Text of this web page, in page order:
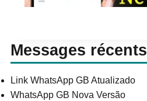
Messages récents
Link WhatsApp GB Atualizado
WhatsApp GB Nova Versão